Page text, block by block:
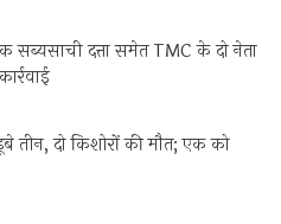
सब्यसाची दत्ता समेत TMC के दो नेता
तीन, दो किशोरों की मौत; एक को